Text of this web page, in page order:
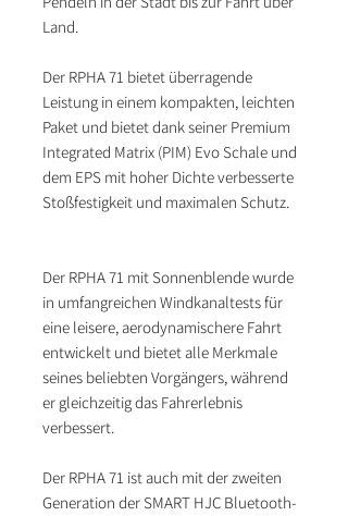
Land.
Der RPHA 71 bietet überragende
Leistung in einem kompakten, leichten
Paket und bietet dank seiner Premium
Integrated Matrix (PIM) Evo Schale und
dem EPS mit hoher Dichte verbesserte
Stoßfestigkeit und maximalen Schutz.
Der RPHA 71 mit Sonnenblende wurde
in umfangreichen Windkanaltests für
eine leisere, aerodynamischere Fahrt
entwickelt und bietet alle Merkmale
seines beliebten Vorgängers, während
er gleichzeitig das Fahrerlebnis
verbessert.
Der RPHA 71 ist auch mit der zweiten
Generation der SMART HJC Bluetooth-